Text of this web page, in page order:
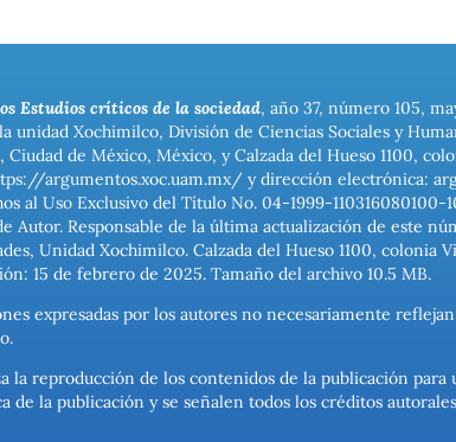
Estudios críticos de la sociedad, año 37, número 105,
unidad Xochimilco, División de Ciencias Sociales y
Ciudad de México, México, y Calzada del Hueso 1100,
argumentos.xoc.uam.mx/ y dirección electrónica:
al Uso Exclusivo del Título No. 04-1999-
Autor. Responsable de la última actualización de este
Unidad Xochimilco. Calzada del Hueso 1100, colonia
15 de febrero de 2025. Tamaño del archivo 10.5 MB.
expresadas por los autores no necesariamente
la reproducción de los contenidos de la publicación
de la publicación y se señalen todos los créditos